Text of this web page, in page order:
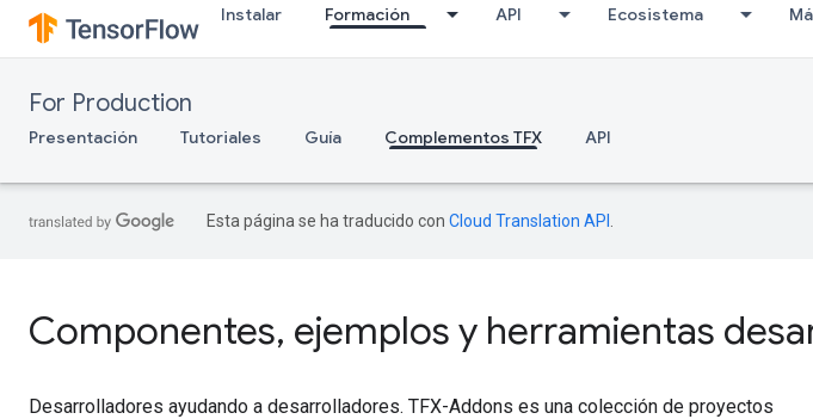
Instalar Formación API Ecosistema
For Production
Presentación Tutoriales Guía Complementos TFX API
Esta página se ha traducido con Cloud Translation API
Componentes, ejemplos y herramientas
Desarrolladores ayudando a desarrolladores. TFX-Addons es una colección de proyectos